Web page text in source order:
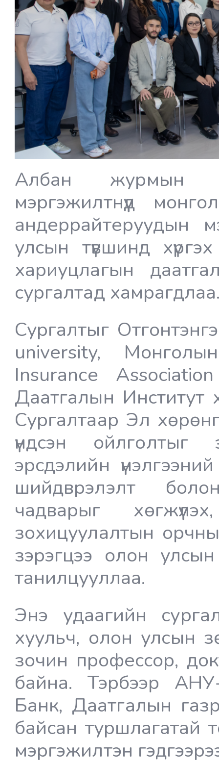
Албан журмын
мэргэжилтнүүд
андеррайтеруудын
улсын түвшинд
хариуцлагын
сургалтад
Сургалтыг
university,
Insurance
Даатгалын Институт
Сургалтаар Эл
үндсэн ойлголтыг
эрсдэлийн
шийдврэлэлт
чадварыг
зохицуулалтын
зэрэгцээ олон
танилцууллаа.
Энэ удаагийн
хуульч, олон улсын
зочин профессор,
байна. Тэрбээр
Банк, Даатгалын
байсан туршлагатай
мэргэжилтэн